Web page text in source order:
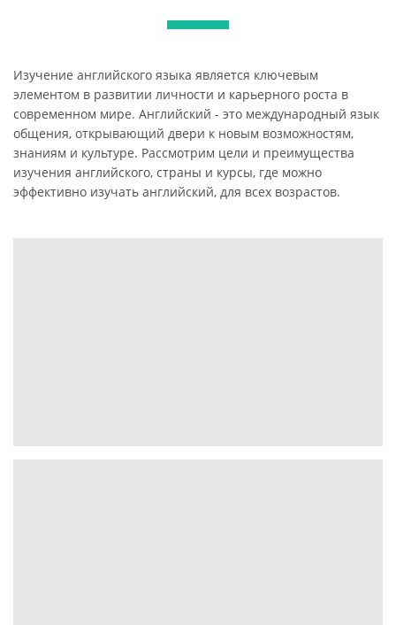
Изучение английского языка является ключевым
элементом в развитии личности и карьерного роста в
современном мире. Английский - это международный язык
общения, открывающий двери к новым возможностям,
знаниям и культуре. Рассмотрим цели и преимущества
изучения английского, страны и курсы, где можно
эффективно изучать английский, для всех возрастов.